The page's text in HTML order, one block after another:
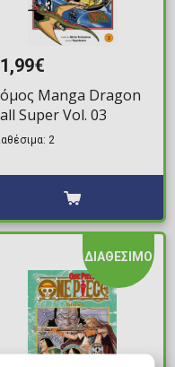
Manga Dragon
Super Vol. 03
2
ΔΙΑΘΕΣΙΜΟ